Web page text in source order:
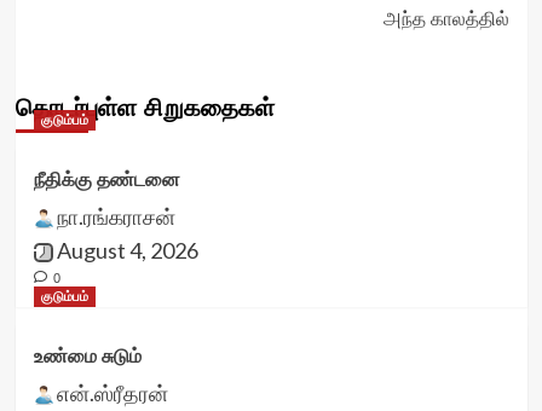
அந்த காலத்தில்
தொடர்புள்ள சிறுகதைகள்
குடும்பம்
நீதிக்கு தண்டனை
நா.ரங்கராசன்
August 4, 2026
0
குடும்பம்
உண்மை சுடும்
என்.ஸ்ரீதரன்